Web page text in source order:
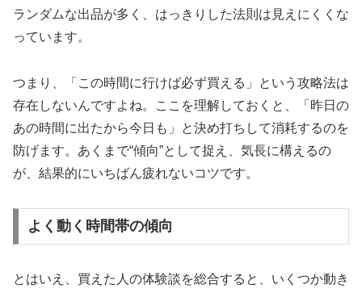
ランダムな出品が多く、はっきりした法則は見えにくくな
っています。
つまり、「この時間に行けば必ず買える」という攻略法は
存在しないんですよね。ここを理解しておくと、「昨日の
あの時間に出たから今日も」と決め打ちして消耗するのを
防げます。あくまで“傾向”として捉え、気長に構えるの
が、結果的にいちばん疲れないコツです。
よく動く時間帯の傾向
とはいえ、買えた人の体験談を総合すると、いくつか動き